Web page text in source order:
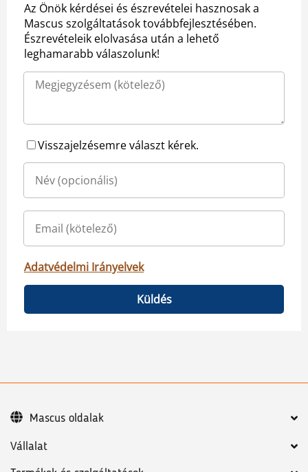
Az Önök kérdései és észrevételei hasznosak a
Mascus szolgáltatások továbbfejlesztésében.
Észrevételeik elolvasása után a lehető
leghamarabb válaszolunk!
Visszajelzésemre választ kérek.
Adatvédelmi Irányelvek
Küldés
Vállalat
Mascus oldalak